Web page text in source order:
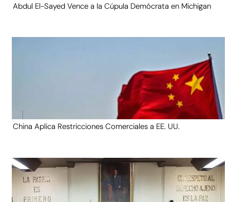
Abdul El-Sayed Vence a la Cúpula Demócrata en Michigan
China Aplica Restricciones Comerciales a EE. UU.